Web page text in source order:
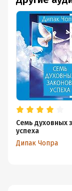
Семь духовных
успеха
Дипак Чопра